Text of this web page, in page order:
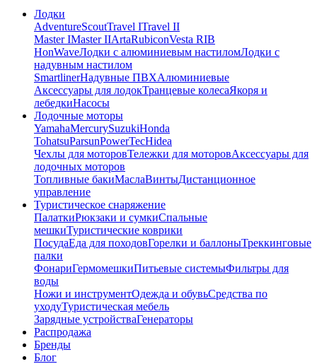
Лодки
AdventureScoutTravel ITravel II
Master IMaster IIArtaRubiconVesta RIB
HonWaveЛодки с алюминиевым настиломЛодки с
надувным настилом
SmartlinerНадувные ПВХАлюминиевые
Аксессуары для лодокТранцевые колесаЯкоря и
лебедкиНасосы
Лодочные моторы
YamahaMercurySuzukiHonda
TohatsuParsunPowerTecHidea
Чехлы для моторовТележки для моторовАксессуары для
лодочных моторов
Топливные бакиМаслаВинтыДистанционное
управление
Туристическое снаряжение
ПалаткиРюкзаки и сумкиСпальные
мешкиТуристические коврики
ПосудаЕда для походовГорелки и баллоныТреккинговые
палки
ФонариГермомешкиПитьевые системыФильтры для
воды
Ножи и инструментОдежда и обувьСредства по
уходуТуристическая мебель
Зарядные устройстваГенераторы
Распродажа
Бренды
Блог